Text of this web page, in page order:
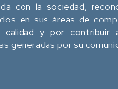
con la sociedad,
en sus áreas de
calidad y por contribuir
generadas por su